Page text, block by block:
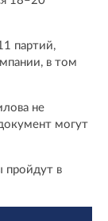
партий,
в том
не
могут
пройдут в